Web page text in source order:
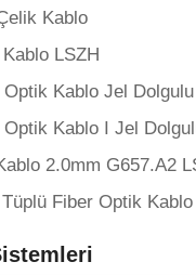
Kablo
LSZH
Kablo Jel
Kablo I Jel
2.0mm G657.A2
Fiber Optik